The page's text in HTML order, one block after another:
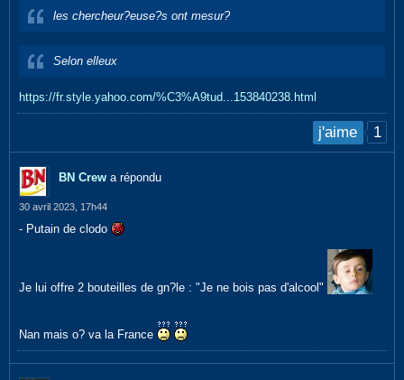
​​​​​​les chercheur?euse?s ont mesur?
​​​​​​Selon elleux
https://fr.style.yahoo.com/%C3%A9tud...153840238.html
j'aime 1
BN Crew a répondu
30 avril 2023, 17h44
- Putain de clodo
Je lui offre 2 bouteilles de gn?le : "Je ne bois pas d'alcool"
Nan mais o? va la France